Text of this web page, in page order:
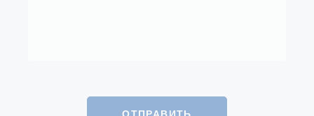
ОТПРАВИТЬ